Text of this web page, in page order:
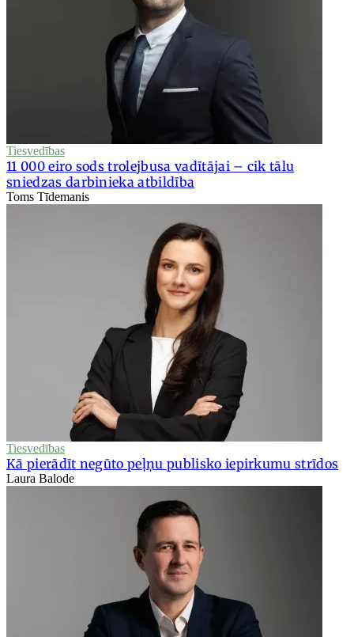
Tiesvedības
11 000 eiro sods trolejbusa vadītājai – cik tālu
sniedzas darbinieka atbildība
Toms Tīdemanis
Tiesvedības
Kā pierādīt negūto peļņu publisko iepirkumu strīdos
Laura Balode